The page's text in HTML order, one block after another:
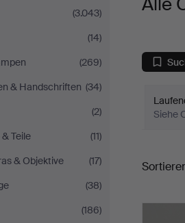
(3.043)
(14)
(269)
& Handschriften (34)
(2)
Teile
(11)
& Objektive
(17)
(38)
(186)
Siehe